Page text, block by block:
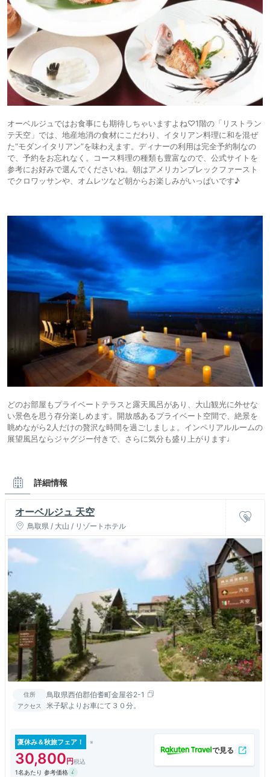
オーベルジュではお食事にも期待しちゃいますよね♡1階の「リストラン
テ天空」では、地産地消の食材にこだわり、イタリアン料理に和を混ぜ
た“モダンイタリアン”を味わえます。ディナーの利用は完全予約制なの
で、予約をお忘れなく。コース料理の種類も豊富なので、公式サイトを
参考にお好みで選んでくださいね。朝はアメリカンブレックファースト
でクロワッサンや、オムレツなど朝からお楽しみがいっぱいです♪
どのお部屋もプライベートテラスと露天風呂があり、大山観光に外せな
い景色を思う存分楽しめます。開放感あるプライベート空間で、絶景を
眺めながら2人だけの贅沢な時間を過ごしましょ。インペリアルルームの
展望風呂ならジャグジー付きで、さらに気分も盛り上がります♩
詳細情報
オーベルジュ 天空
鳥取県 / 大山 / リゾートホテル
住所 鳥取県西伯郡伯耆町金屋谷2-1
アクセス 米子駅よりお車にて３０分。
夏休み＆秋旅フェア！
30,800
1名あたり 参考価格